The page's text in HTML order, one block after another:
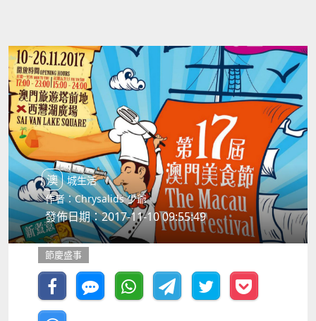
澳城生活
作者：Chrysalids 少爺
發佈日期：2017-11-10 09:55:49
節慶盛事